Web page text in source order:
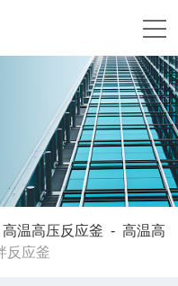
高温高压反应釜 -高温高
反应釜